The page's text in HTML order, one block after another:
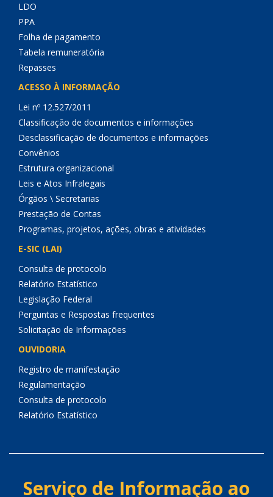
LDO
PPA
Folha de pagamento
Tabela remuneratória
Repasses
ACESSO À INFORMAÇÃO
Lei nº 12.527/2011
Classificação de documentos e informações
Desclassificação de documentos e informações
Convênios
Estrutura organizacional
Leis e Atos Infralegais
Órgãos \ Secretarias
Prestação de Contas
Programas, projetos, ações, obras e atividades
E-SIC (LAI)
Consulta de protocolo
Relatório Estatístico
Legislação Federal
Perguntas e Respostas frequentes
Solicitação de Informações
OUVIDORIA
Registro de manifestação
Regulamentação
Consulta de protocolo
Relatório Estatístico
Serviço de Informação ao